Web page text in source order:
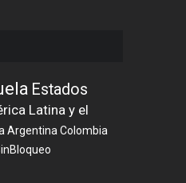
Estados
Latina y el
ArgentinaColombia